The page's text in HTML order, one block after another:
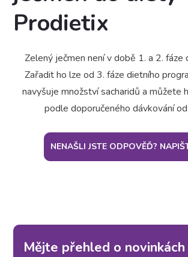
Prodietix
Zelený ječmen není v době 1. a 2. fáze
Zařadit ho lze od 3. fáze dietního
navyšuje množství sacharidů a můžete
podle doporučeného dávkování
NENAŠLI JSTE ODPOVĚĎ?
Mějte přehled o